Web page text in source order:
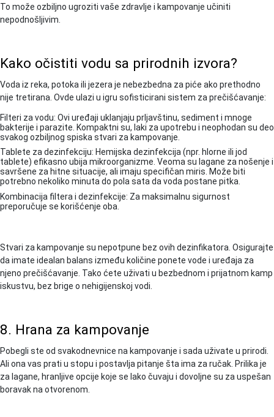
To može ozbiljno ugroziti vaše zdravlje i kampovanje učiniti
nepodnošljivim.
Kako očistiti vodu sa prirodnih izvora?
Voda iz reka, potoka ili jezera je nebezbedna za piće ako prethodno
nije tretirana. Ovde ulazi u igru sofisticirani sistem za prečišćavanje:
Filteri za vodu: Ovi uređaji uklanjaju prljavštinu, sediment i mnoge
bakterije i parazite. Kompaktni su, laki za upotrebu i neophodan su deo
svakog ozbiljnog spiska stvari za kampovanje.
Tablete za dezinfekciju: Hemijska dezinfekcija (npr. hlorne ili jod
tablete) efikasno ubija mikroorganizme. Veoma su lagane za nošenje i
savršene za hitne situacije, ali imaju specifičan miris. Može biti
potrebno nekoliko minuta do pola sata da voda postane pitka.
Kombinacija filtera i dezinfekcije: Za maksimalnu sigurnost
preporučuje se korišćenje oba.
Stvari za kampovanje su nepotpune bez ovih dezinfikatora. Osigurajte
da imate idealan balans između količine ponete vode i uređaja za
njeno prečišćavanje. Tako ćete uživati u bezbednom i prijatnom kamp
iskustvu, bez brige o nehigijenskoj vodi.
8. Hrana za kampovanje
Pobegli ste od svakodnevnice na kampovanje i sada uživate u prirodi.
Ali ona vas prati u stopu i postavlja pitanje šta ima za ručak. Prilika je
za lagane, hranljive opcije koje se lako čuvaju i dovoljne su za uspešan
boravak na otvorenom.